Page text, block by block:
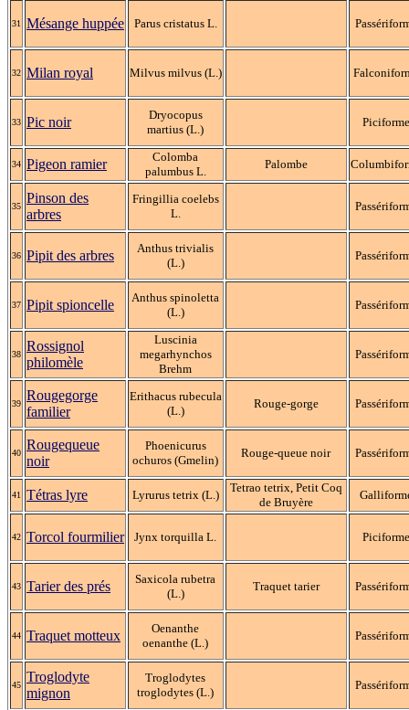
31 Mésange huppée Parus cristatus L.
32 Milan royal Milvus milvus (L.)
33 Pic noir
Dryocopus
martius (L.)
34 Pigeon ramier
Colomba
palumbus L.
Palombe
35
Pinson des
arbres
Fringillia coelebs
L.
36 Pipit des arbres
Anthus trivialis
(L.)
37 Pipit spioncelle
Anthus spinoletta
(L.)
38
Rossignol
philomèle
Luscinia
megarhynchos
Brehm
39
Rougegorge
familier
Erithacus rubecula
(L.)
Rouge-gorge
40
Rougequeue
noir
Phoenicurus
ochuros (Gmelin)
Rouge-queue noir
41 Tétras lyre Lyrurus tetrix (L.)
Tetrao tetrix, Petit Coq
de Bruyère
42 Torcol fourmilier Jynx torquilla L.
43 Tarier des prés
Saxicola rubetra
(L.)
Traquet tarier
44 Traquet motteux
Oenanthe
oenanthe (L.)
45
Troglodyte
mignon
Troglodytes
troglodytes (L.)